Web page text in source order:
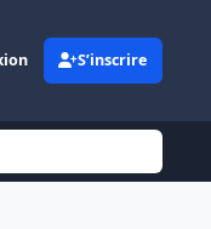
S’inscrire